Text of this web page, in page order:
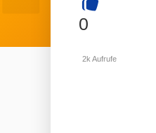
+
0
2k Aufrufe